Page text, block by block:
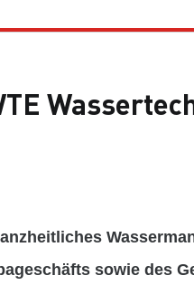
sowie des